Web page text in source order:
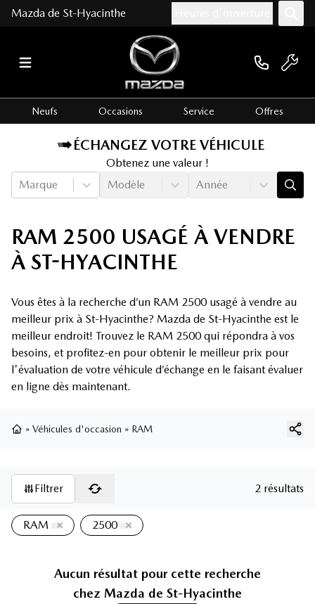
Mazda de St-Hyacinthe
Neufs Occasions Service Offres
ÉCHANGEZ VOTRE VÉHICULE
Obtenez une valeur !
Marque
Modèle Année
RAM 2500 USAGÉ À VENDRE
À ST-HYACINTHE
Vous êtes à la recherche d’un RAM 2500 usagé à vendre au
meilleur prix à St-Hyacinthe? Mazda de St-Hyacinthe est le
meilleur endroit! Trouvez le RAM 2500 qui répondra à vos
besoins, et profitez-en pour obtenir le meilleur prix pour
l'évaluation de votre véhicule d’échange en le faisant évaluer
en ligne dès maintenant.
» Véhicules d'occasion » RAM
Filtrer 2 résultats
RAM 2500
Aucun résultat pour cette recherche
chez Mazda de St-Hyacinthe